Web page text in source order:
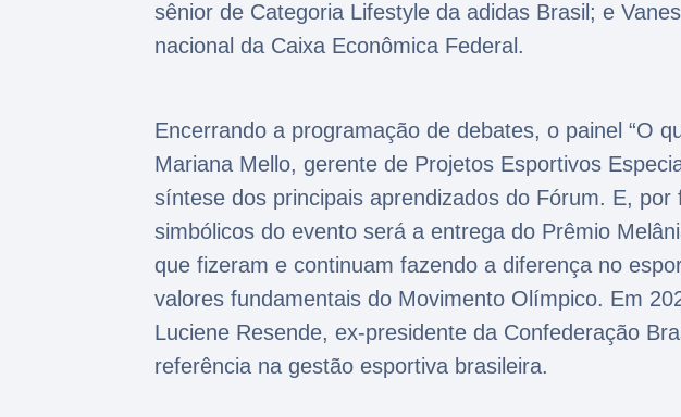
sênior de Categoria Lifestyle da adidas Brasil; e
nacional da Caixa Econômica Federal.
Encerrando a programação de debates, o painel “O
Mariana Mello, gerente de Projetos Esportivos
síntese dos principais aprendizados do Fórum. E,
simbólicos do evento será a entrega do Prêmio
que fizeram e continuam fazendo a diferença no
valores fundamentais do Movimento Olímpico. Em
Luciene Resende, ex-presidente da Confederação
referência na gestão esportiva brasileira.